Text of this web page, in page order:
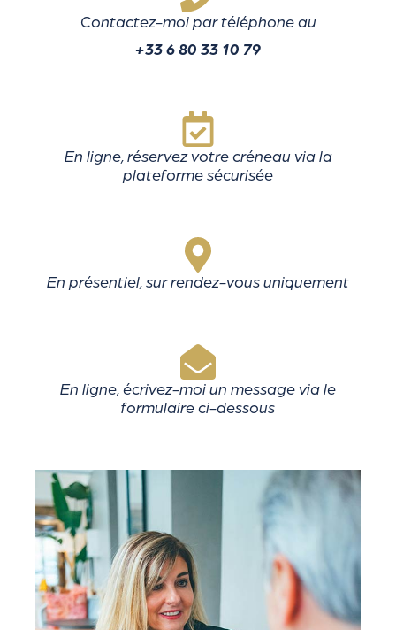
Contactez-moi par téléphone au
+33 6 80 33 10 79
En ligne, réservez votre créneau via la
plateforme sécurisée
En présentiel, sur rendez-vous uniquement
En ligne, écrivez-moi un message via le
formulaire ci-dessous